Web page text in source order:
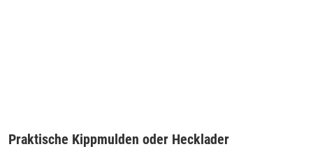
Praktische Kippmulden oder Hecklader